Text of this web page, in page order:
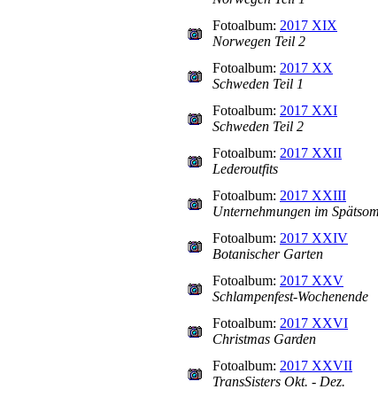
Fotoalbum: 2017 XIX
Norwegen Teil 2
Fotoalbum: 2017 XX
Schweden Teil 1
Fotoalbum: 2017 XXI
Schweden Teil 2
Fotoalbum: 2017 XXII
Lederoutfits
Fotoalbum: 2017 XXIII
Unternehmungen im
Fotoalbum: 2017 XXIV
Botanischer Garten
Fotoalbum: 2017 XXV
Schlampenfest-Wochenende
Fotoalbum: 2017 XXVI
Christmas Garden
Fotoalbum: 2017 XXVII
TransSisters Okt. - Dez.